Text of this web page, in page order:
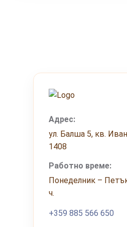
Адрес:
ул. Балша 5, кв.
1408
Работно време:
Понеделник –
ч.
+359 885 566 650